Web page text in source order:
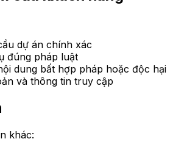
dự án chính xác
đúng pháp luật
dung bất hợp pháp hoặc độc hại
và thông tin truy cập
khác: